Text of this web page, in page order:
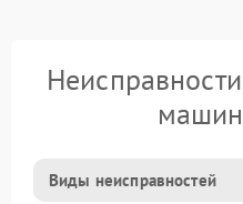
Виды неисправностей